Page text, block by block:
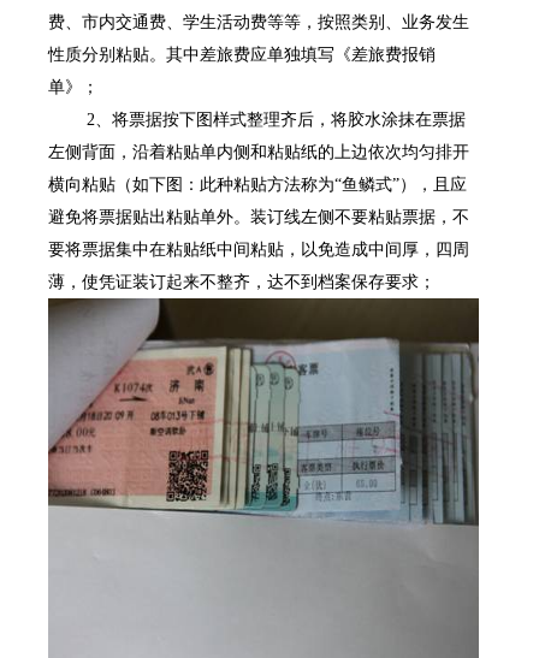
费、市内交通费、学生活动费等等，按照类别、业务发生
性质分别粘贴。其中差旅费应单独填写《差旅费报销
单》；
2 、将票据按下图样式整理齐后，将胶水涂抹在票据
左侧背面，沿着粘贴单内侧和粘贴纸的上边依次均匀排开
横向粘贴（如下图：此种粘贴方法称为“鱼鳞式”），且应
避免将票据贴出粘贴单外。装订线左侧不要粘贴票据，不
要将票据集中在粘贴纸中间粘贴，以免造成中间厚，四周
薄，使凭证装订起来不整齐，达不到档案保存要求；